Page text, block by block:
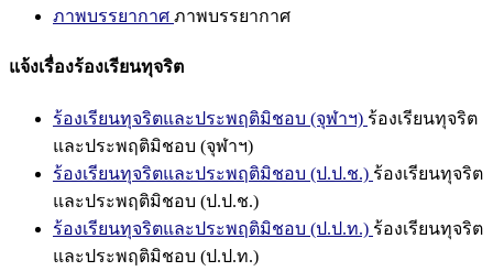
ภาพบรรยากาศ ภาพบรรยากาศ
แจ้งเรื่องร้องเรียนทุจริต
ร้องเรียนทุจริตและประพฤติมิชอบ (จุฬาฯ) ร้องเรียนทุจริต
และประพฤติมิชอบ (จุฬาฯ)
ร้องเรียนทุจริตและประพฤติมิชอบ (ป.ป.ช.) ร้องเรียนทุจริต
และประพฤติมิชอบ (ป.ป.ช.)
ร้องเรียนทุจริตและประพฤติมิชอบ (ป.ป.ท.) ร้องเรียนทุจริต
และประพฤติมิชอบ (ป.ป.ท.)